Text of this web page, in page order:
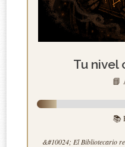
Tu nivel
📘
📚
&#10024; El Bibliotecario